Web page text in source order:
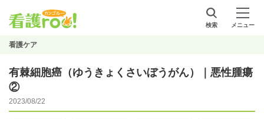
検索 メニュー
看護ケア
有棘細胞癌（ゆうきょくさいぼうがん）｜悪性腫瘍
②
2023/08/22